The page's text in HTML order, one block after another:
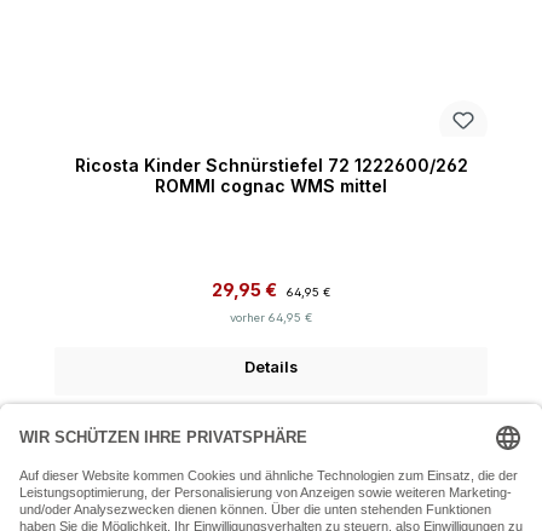
Ricosta Kinder Schnürstiefel 72 1222600/262
ROMMI cognac WMS mittel
Verkaufspreis:
29,95 € Regulärer Preis:
64,95 €
vorher 64,95 €
Details
07243 54050 (Mo-Fr: 9.30 - 18:30 Uhr Sa: 9:30 - 16 Uhr)